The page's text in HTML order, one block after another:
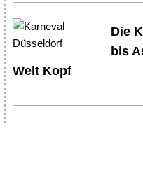
Die
bis
Welt Kopf